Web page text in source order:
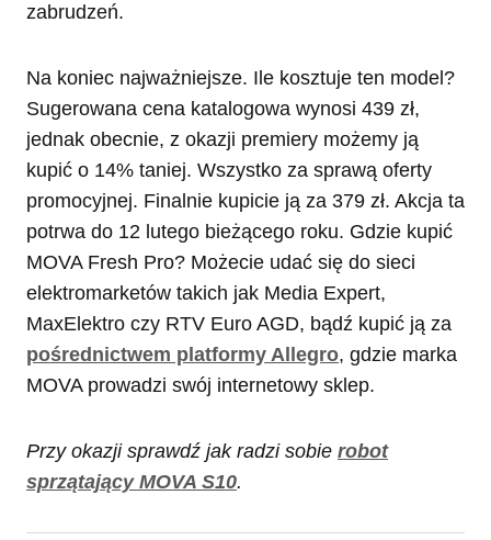
zabrudzeń.
Na koniec najważniejsze. Ile kosztuje ten model?
Sugerowana cena katalogowa wynosi 439 zł,
jednak obecnie, z okazji premiery możemy ją
kupić o 14% taniej. Wszystko za sprawą oferty
promocyjnej. Finalnie kupicie ją za 379 zł. Akcja ta
potrwa do 12 lutego bieżącego roku. Gdzie kupić
MOVA Fresh Pro? Możecie udać się do sieci
elektromarketów takich jak Media Expert,
MaxElektro czy RTV Euro AGD, bądź kupić ją za
pośrednictwem platformy Allegro, gdzie marka
MOVA prowadzi swój internetowy sklep.
Przy okazji sprawdź jak radzi sobie robot
sprzątający MOVA S10.